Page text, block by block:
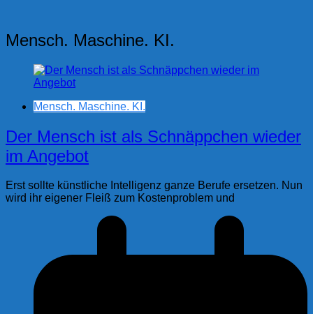
Mensch. Maschine. KI.
Mensch. Maschine. KI.
Der Mensch ist als Schnäppchen wieder
im Angebot
Erst sollte künstliche Intelligenz ganze Berufe ersetzen. Nun
wird ihr eigener Fleiß zum Kostenproblem und